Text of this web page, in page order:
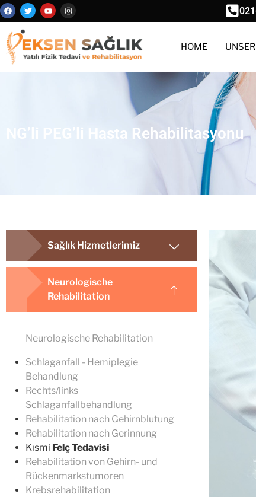
HOME
NG’li PEG’li Hasta Rehabilitasyonu
Sağlık Hizmetlerimiz
Neurologische
Rehabilitation
Neurologische Rehabilitation
Schlaganfall - Hemiplegie
Behandlung
Rechts/links
Schlaganfallbehandlung
Rehabilitation nach Gehirnblutung
Rehabilitation nach Gerinnung
Kısmi Felç Tedavisi
Rehabilitation von Gehirn- und
Rückenmarkstumoren
Krebsrehabilitation